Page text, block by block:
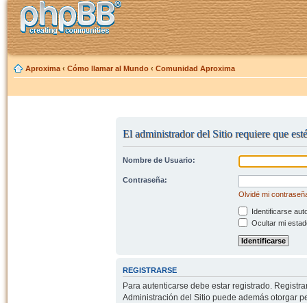
Aproxima ‹ Cómo llamar al Mundo ‹ Comunidad Aproxima
El administrador del Sitio requiere que
Nombre de Usuario:
Contraseña:
Olvidé mi
Identificarse
Ocultar mi
REGISTRARSE
Para autenticarse debe estar registrado.
Administración del Sitio puede además otorgar